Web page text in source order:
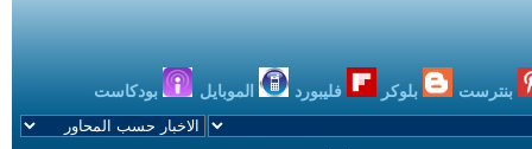
بنترست بلوكر فليبورد الموبايل بودكاست